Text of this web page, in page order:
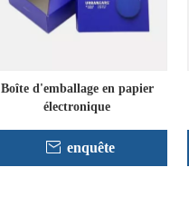
Boîte d'emballage en papier
électronique
enquête